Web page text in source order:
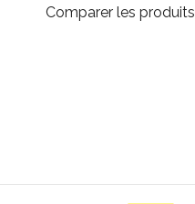
Comparer les produits